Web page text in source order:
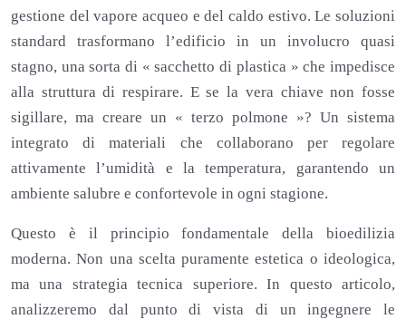
gestione del vapore acqueo e del caldo estivo. Le soluzioni
standard trasformano l’edificio in un involucro quasi
stagno, una sorta di « sacchetto di plastica » che impedisce
alla struttura di respirare. E se la vera chiave non fosse
sigillare, ma creare un « terzo polmone »? Un sistema
integrato di materiali che collaborano per regolare
attivamente l’umidità e la temperatura, garantendo un
ambiente salubre e confortevole in ogni stagione.
Questo è il principio fondamentale della bioedilizia
moderna. Non una scelta puramente estetica o ideologica,
ma una strategia tecnica superiore. In questo articolo,
analizzeremo dal punto di vista di un ingegnere le